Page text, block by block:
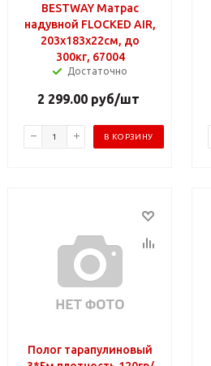
BESTWAY Матрас
надувной FLOCKED AIR,
203x183x22см, до
300кг, 67004
Достаточно
2 299.00 руб/шт
В КОРЗИНУ
Полог тарапулиновый